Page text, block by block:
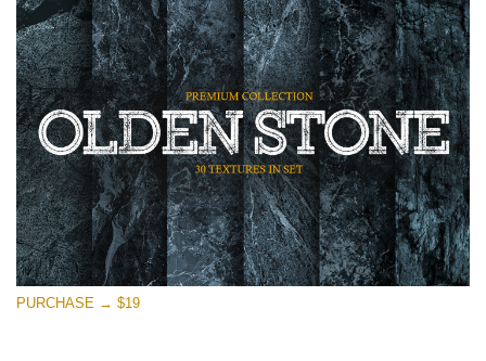
Small 800*533px
Olden Stone
(30 Textures)
Large 6000*4000px
Entire Collection
(1783 Overlays)
Large 6000*4000px
無料ダウンロード
PURCHASE → $19